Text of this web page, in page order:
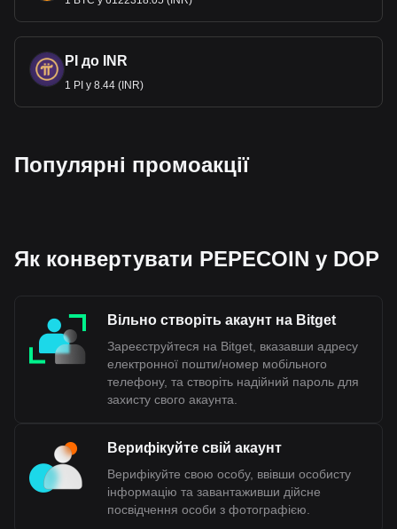
PI до INR
1 PI у 8.44 (INR)
Популярні промоакції
Як конвертувати PEPECOIN у DOP
Вільно створіть акаунт на Bitget
Зареєструйтеся на Bitget, вказавши адресу
електронної пошти/номер мобільного
телефону, та створіть надійний пароль для
захисту свого акаунта.
Верифікуйте свій акаунт
Верифікуйте свою особу, ввівши особисту
інформацію та завантаживши дійсне
посвідчення особи з фотографією.